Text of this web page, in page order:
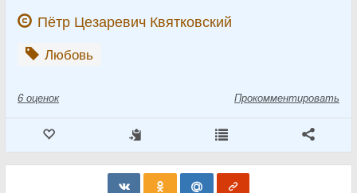
Пётр Цезаревич Квятковский
Любовь
6 оценок Прокомментировать